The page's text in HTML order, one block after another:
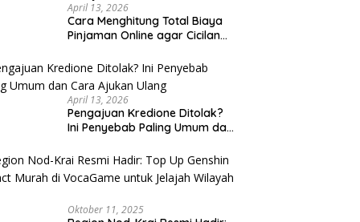
April 13, 2026
Cara Menghitung Total Biaya
Pinjaman Online agar Cicilan
April 13, 2026
Pengajuan Kredione Ditolak?
Ini Penyebab Paling Umum dan
Oktober 11, 2025